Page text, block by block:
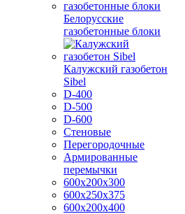
Белорусские
газобетонные блоки
Калужский газобетон
Sibel
D-400
D-500
D-600
Стеновые
Перегородочные
Армированные
перемычки
600х200х300
600х250х375
600х200х400